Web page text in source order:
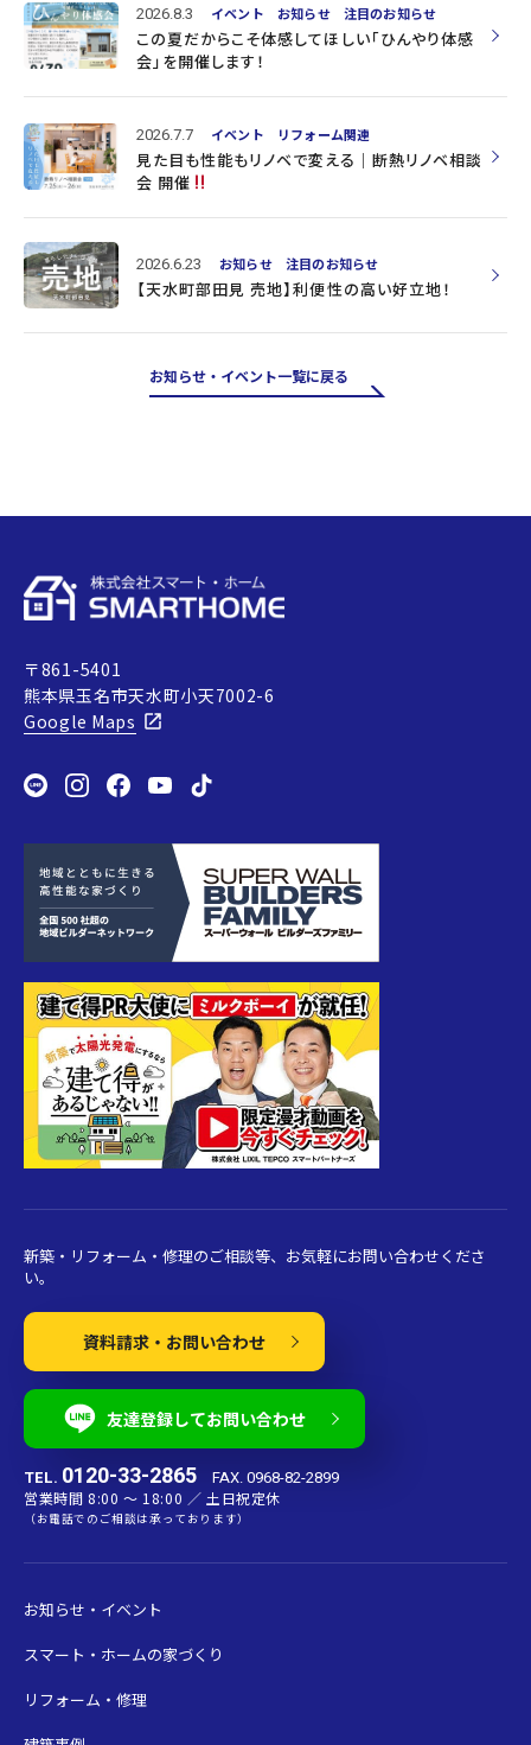
2026.8.3 イベント お知らせ 注目のお知らせ
この夏だからこそ体感してほしい「ひんやり体感
会」を開催します！
2026.7.7 イベント リフォーム関連
見た目も性能もリノベで変える｜断熱リノベ相談
会 開催
2026.6.23 お知らせ 注目のお知らせ
【天水町部田見 売地】利便性の高い好立地！
お知らせ・イベント一覧に戻る
〒861-5401
熊本県玉名市天水町小天7002-6
Google Maps
新築・リフォーム・修理のご相談等、お気軽にお問い合わせくださ
い。
資料請求・お問い合わせ
友達登録してお問い合わせ
TEL. 0120-33-2865 FAX. 0968-82-2899
営業時間 8:00 〜 18:00 ／ 土日祝定休
（お電話でのご相談は承っております）
お知らせ・イベント
スマート・ホームの家づくり
リフォーム・修理